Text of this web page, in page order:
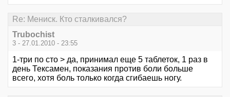
Re: Мениск. Кто сталкивался?
Trubochist
3 - 27.01.2010 - 23:55
1-три по сто > да, принимал еще 5 таблеток, 1 раз в
день Тексамен, показания против боли больше
всего, хотя боль только когда сгибаешь ногу.